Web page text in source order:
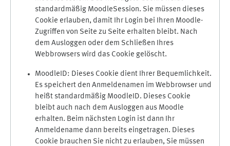
standardmäßig MoodleSession. Sie müssen dieses
Cookie erlauben, damit Ihr Login bei Ihren Moodle-
Zugriffen von Seite zu Seite erhalten bleibt. Nach
dem Ausloggen oder dem Schließen Ihres
Webbrowsers wird das Cookie gelöscht.
MoodleID: Dieses Cookie dient Ihrer Bequemlichkeit.
Es speichert den Anmeldenamen im Webbrowser und
heißt standardmäßig MoodleID. Dieses Cookie
bleibt auch nach dem Ausloggen aus Moodle
erhalten. Beim nächsten Login ist dann Ihr
Anmeldename dann bereits eingetragen. Dieses
Cookie brauchen Sie nicht zu erlauben, Sie müssen